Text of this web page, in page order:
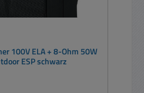
100V ELA + 8-Ohm 50W
ESP schwarz